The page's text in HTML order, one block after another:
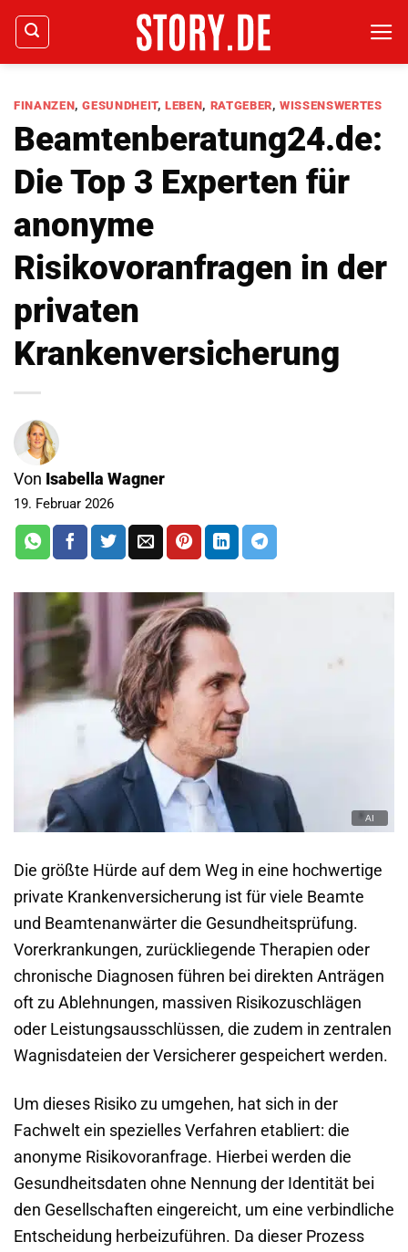
Zum
Inhalt
springen
FINANZEN,GESUNDHEIT,LEBEN, RATGEBER,WISSENSWERTES
Beamtenberatung24.de:
Die Top 3 Experten für
anonyme
Risikovoranfragen in der
privaten
Krankenversicherung
Von Isabella Wagner
19. Februar 2026
Die größte Hürde auf dem Weg in eine hochwertige
private Krankenversicherung ist für viele Beamte
und Beamtenanwärter die Gesundheitsprüfung.
Vorerkrankungen, zurückliegende Therapien oder
chronische Diagnosen führen bei direkten Anträgen
oft zu Ablehnungen, massiven Risikozuschlägen
oder Leistungsausschlüssen, die zudem in zentralen
Wagnisdateien der Versicherer gespeichert werden.
Um dieses Risiko zu umgehen, hat sich in der
Fachwelt ein spezielles Verfahren etabliert: die
anonyme Risikovoranfrage. Hierbei werden die
Gesundheitsdaten ohne Nennung der Identität bei
den Gesellschaften eingereicht, um eine verbindliche
Entscheidung herbeizuführen. Da dieser Prozess